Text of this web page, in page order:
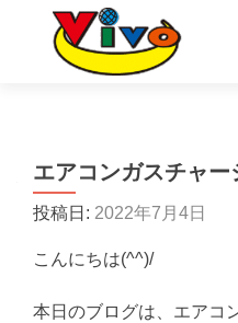
エアコンガスチャー
投稿日: 2022年7月4日
こんにちは(^^)/
本日のブログは、エアコ